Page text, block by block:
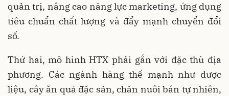
quản trị, nâng cao năng lực marketing, ứng dụng
tiêu chuẩn chất lượng và đẩy mạnh chuyển đổi
số.
Thứ hai, mô hình HTX phải gắn với đặc thù địa
phương. Các ngành hàng thế mạnh như dược
liệu, cây ăn quả đặc sản, chăn nuôi bán tự nhiên,